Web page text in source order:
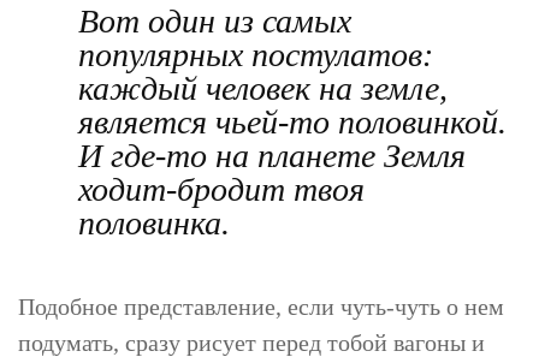
Вот один из самых
популярных постулатов:
каждый человек на земле,
является чьей-то половинкой.
И где-то на планете Земля
ходит-бродит твоя
половинка.
Подобное представление, если чуть-чуть о нем
подумать, сразу рисует перед тобой вагоны и